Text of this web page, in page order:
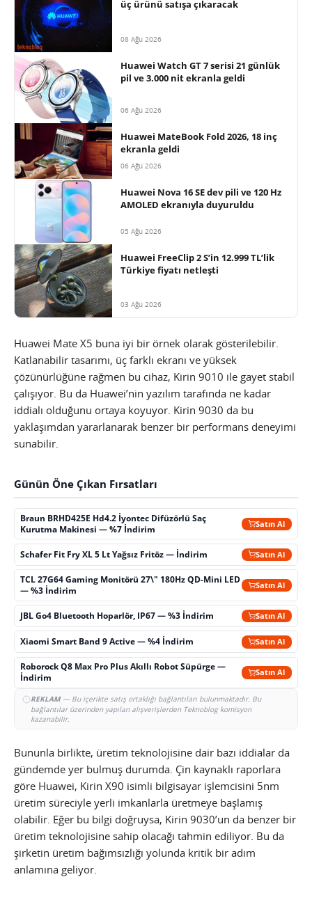
üç ürünü satışa çıkaracak
08 Ağu 2026
Huawei Watch GT 7 serisi 21 günlük
pil ve 3.000 nit ekranla geldi
06 Ağu 2026
Huawei MateBook Fold 2026, 18 inç
ekranla geldi
06 Ağu 2026
Huawei Nova 16 SE dev pili ve 120 Hz
AMOLED ekranıyla duyuruldu
05 Ağu 2026
Huawei FreeClip 2 S’in 12.999 TL’lik
Türkiye fiyatı netleşti
03 Ağu 2026
Huawei Mate X5 buna iyi bir örnek olarak gösterilebilir.
Katlanabilir tasarımı, üç farklı ekranı ve yüksek
çözünürlüğüne rağmen bu cihaz, Kirin 9010 ile gayet stabil
çalışıyor. Bu da Huawei’nin yazılım tarafında ne kadar
iddialı olduğunu ortaya koyuyor. Kirin 9030 da bu
yaklaşımdan yararlanarak benzer bir performans deneyimi
sunabilir.
Günün Öne Çıkan Fırsatları
Braun BRHD425E Hd4.2 İyontec Difüzörlü Saç
Kurutma Makinesi — %7 İndirim
Satın Al
Schafer Fit Fry XL 5 Lt Yağsız Fritöz — İndirim Satın Al
TCL 27G64 Gaming Monitörü 27\" 180Hz QD-Mini LED
— %3 İndirim
Satın Al
JBL Go4 Bluetooth Hoparlör, IP67 — %3 İndirim Satın Al
Xiaomi Smart Band 9 Active — %4 İndirim Satın Al
Roborock Q8 Max Pro Plus Akıllı Robot Süpürge —
İndirim
Satın Al
REKLAM— Bu içerikte satış ortaklığı bağlantıları bulunmaktadır. Bu
bağlantılar üzerinden yapılan alışverişlerden Teknoblog komisyon
kazanabilir.
Bununla birlikte, üretim teknolojisine dair bazı iddialar da
gündemde yer bulmuş durumda. Çin kaynaklı raporlara
göre Huawei, Kirin X90 isimli bilgisayar işlemcisini 5nm
üretim süreciyle yerli imkanlarla üretmeye başlamış
olabilir. Eğer bu bilgi doğruysa, Kirin 9030’un da benzer bir
üretim teknolojisine sahip olacağı tahmin ediliyor. Bu da
şirketin üretim bağımsızlığı yolunda kritik bir adım
anlamına geliyor.